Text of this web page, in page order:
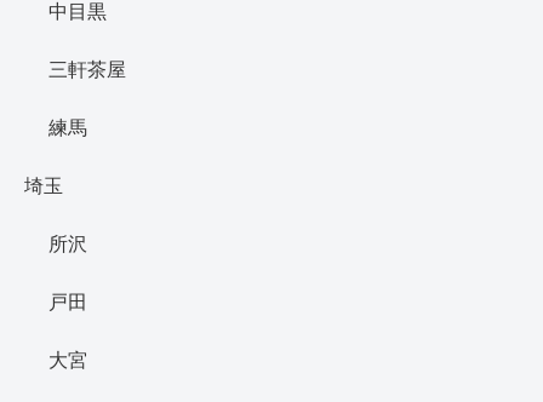
中目黒
三軒茶屋
練馬
埼玉
所沢
戸田
大宮